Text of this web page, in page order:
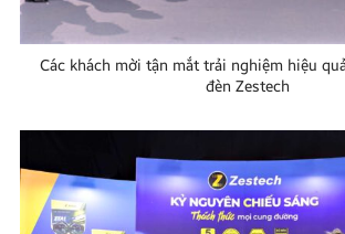
Các khách mời tận mắt trải nghiệm hiệu
đèn Zestech